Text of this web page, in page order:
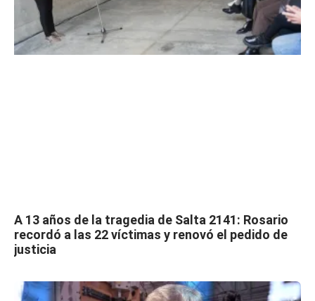
A 13 años de la tragedia de Salta 2141: Rosario
recordó a las 22 víctimas y renovó el pedido de
justicia